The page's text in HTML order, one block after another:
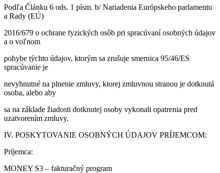
Podľa Článku 6 ods. 1 písm. b/ Nariadenia Európskeho parlamentu
a Rady (EÚ)
2016/679 o ochrane fyzických osôb pri spracúvaní osobných údajov
a o voľnom
pohybe týchto údajov, ktorým sa zrušuje smernica 95/46/ES
spracúvanie je
nevyhnutné na plnenie zmluvy, ktorej zmluvnou stranou je dotknutá
osoba, alebo aby
sa na základe žiadosti dotknutej osoby vykonali opatrenia pred
uzatvorením zmluvy.
IV. POSKYTOVANIE OSOBNÝCH ÚDAJOV PRÍJEMCOM:
Príjemca:
MONEY S3 – fakturačný program